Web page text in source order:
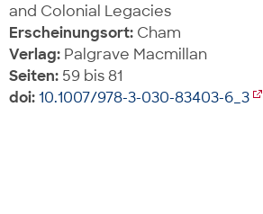
and Colonial Legacies
Erscheinungsort: Cham
Verlag: Palgrave Macmillan
Seiten: 59 bis 81
doi:10.1007/978-3-030-83403-6_3